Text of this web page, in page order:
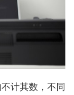
计其数，不同